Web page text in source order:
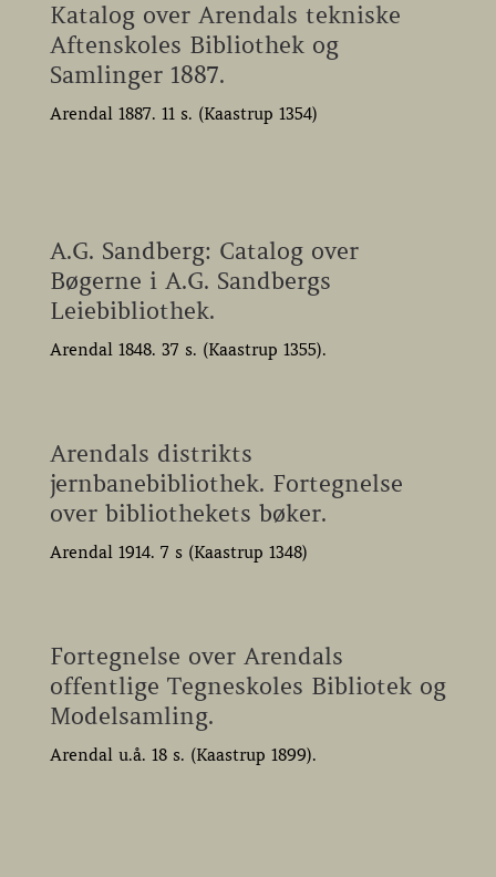
Katalog over Arendals tekniske
Aftenskoles Bibliothek og
Samlinger 1887.
Arendal 1887. 11 s. (Kaastrup 1354)
A.G. Sandberg: Catalog over
Bøgerne i A.G. Sandbergs
Leiebibliothek.
Arendal 1848. 37 s. (Kaastrup 1355).
Arendals distrikts
jernbanebibliothek. Fortegnelse
over bibliothekets bøker.
Arendal 1914. 7 s (Kaastrup 1348)
Fortegnelse over Arendals
offentlige Tegneskoles Bibliotek og
Modelsamling.
Arendal u.å. 18 s. (Kaastrup 1899).